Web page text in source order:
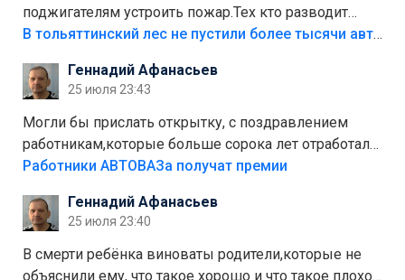
поджигателям устроить пожар.Тех кто разводит
костры,тех надо безбожно штрафовать.Камер полно
Штрафы мизерные.
В тольяттинский лес не пустили более тысячи автомобилей
Геннадий Афанасьев
25 июля 23:43
Могли бы прислать открытку, с поздравлением
работникам,которые больше сорока лет отработали
на предприятии.
Работники АВТОВАЗа получат премии
Геннадий Афанасьев
25 июля 23:40
В смерти ребёнка виноваты родители,которые не
объяснили ему, что такое хорошо и что такое плохо!